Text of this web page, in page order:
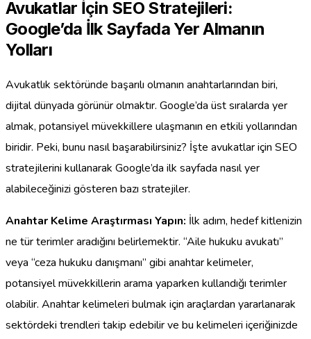
Avukatlar İçin SEO Stratejileri:
Google’da İlk Sayfada Yer Almanın
Yolları
Avukatlık sektöründe başarılı olmanın anahtarlarından biri,
dijital dünyada görünür olmaktır. Google’da üst sıralarda yer
almak, potansiyel müvekkillere ulaşmanın en etkili yollarından
biridir. Peki, bunu nasıl başarabilirsiniz? İşte avukatlar için SEO
stratejilerini kullanarak Google’da ilk sayfada nasıl yer
alabileceğinizi gösteren bazı stratejiler.
Anahtar Kelime Araştırması Yapın: İlk adım, hedef kitlenizin
ne tür terimler aradığını belirlemektir. “Aile hukuku avukatı”
veya “ceza hukuku danışmanı” gibi anahtar kelimeler,
potansiyel müvekkillerin arama yaparken kullandığı terimler
olabilir. Anahtar kelimeleri bulmak için araçlardan yararlanarak
sektördeki trendleri takip edebilir ve bu kelimeleri içeriğinizde